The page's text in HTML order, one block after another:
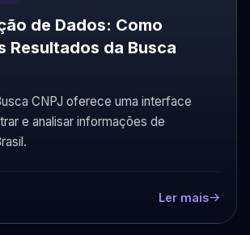
de Dados: Como
Resultados da Busca
CNPJ oferece uma interface
e analisar informações de
Ler mais